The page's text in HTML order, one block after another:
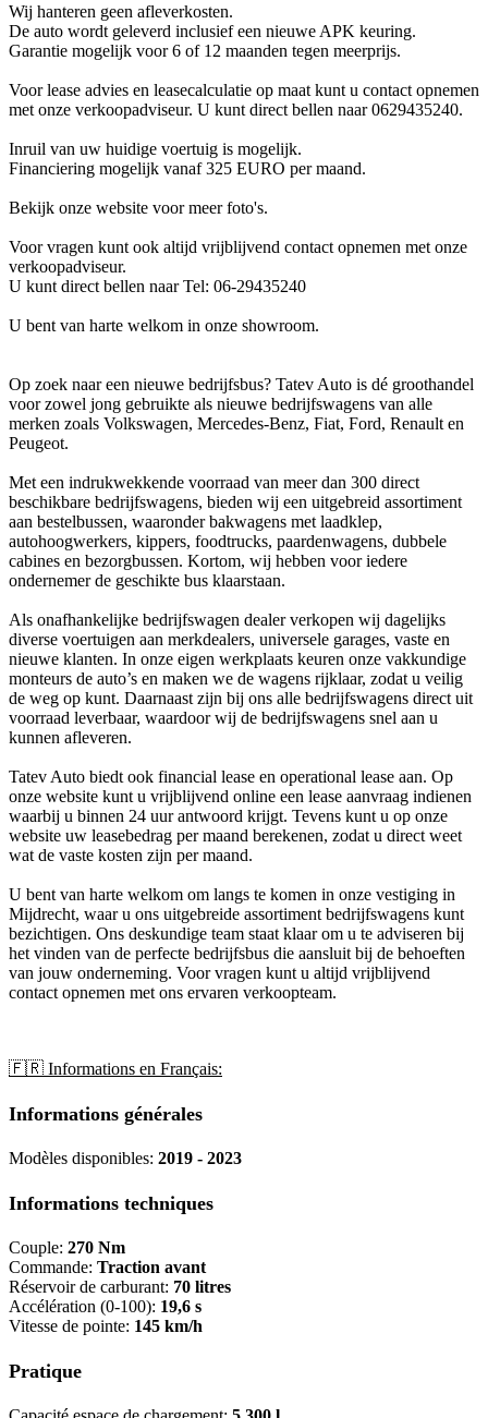
Wij hanteren geen afleverkosten.
De auto wordt geleverd inclusief een nieuwe APK keuring.
Garantie mogelijk voor 6 of 12 maanden tegen meerprijs.
Voor lease advies en leasecalculatie op maat kunt u contact opnemen
met onze verkoopadviseur. U kunt direct bellen naar 0629435240.
Inruil van uw huidige voertuig is mogelijk.
Financiering mogelijk vanaf 325 EURO per maand.
Bekijk onze website voor meer foto's.
Voor vragen kunt ook altijd vrijblijvend contact opnemen met onze
verkoopadviseur.
U kunt direct bellen naar Tel: 06-29435240
U bent van harte welkom in onze showroom.
Op zoek naar een nieuwe bedrijfsbus? Tatev Auto is dé groothandel
voor zowel jong gebruikte als nieuwe bedrijfswagens van alle
merken zoals Volkswagen, Mercedes-Benz, Fiat, Ford, Renault en
Peugeot.
Met een indrukwekkende voorraad van meer dan 300 direct
beschikbare bedrijfswagens, bieden wij een uitgebreid assortiment
aan bestelbussen, waaronder bakwagens met laadklep,
autohoogwerkers, kippers, foodtrucks, paardenwagens, dubbele
cabines en bezorgbussen. Kortom, wij hebben voor iedere
ondernemer de geschikte bus klaarstaan.
Als onafhankelijke bedrijfswagen dealer verkopen wij dagelijks
diverse voertuigen aan merkdealers, universele garages, vaste en
nieuwe klanten. In onze eigen werkplaats keuren onze vakkundige
monteurs de auto’s en maken we de wagens rijklaar, zodat u veilig
de weg op kunt. Daarnaast zijn bij ons alle bedrijfswagens direct uit
voorraad leverbaar, waardoor wij de bedrijfswagens snel aan u
kunnen afleveren.
Tatev Auto biedt ook financial lease en operational lease aan. Op
onze website kunt u vrijblijvend online een lease aanvraag indienen
waarbij u binnen 24 uur antwoord krijgt. Tevens kunt u op onze
website uw leasebedrag per maand berekenen, zodat u direct weet
wat de vaste kosten zijn per maand.
U bent van harte welkom om langs te komen in onze vestiging in
Mijdrecht, waar u ons uitgebreide assortiment bedrijfswagens kunt
bezichtigen. Ons deskundige team staat klaar om u te adviseren bij
het vinden van de perfecte bedrijfsbus die aansluit bij de behoeften
van jouw onderneming. Voor vragen kunt u altijd vrijblijvend
contact opnemen met ons ervaren verkoopteam.
🇫🇷 Informations en Français:
Informations générales
Modèles disponibles: 2019 - 2023
Informations techniques
Couple: 270 Nm
Commande: Traction avant
Réservoir de carburant: 70 litres
Accélération (0-100): 19,6 s
Vitesse de pointe: 145 km/h
Pratique